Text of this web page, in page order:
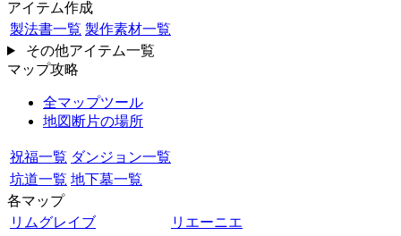
アイテム作成
製法書一覧 製作素材一覧
その他アイテム一覧
マップ攻略
全マップツール
地図断片の場所
祝福一覧 ダンジョン一覧
坑道一覧 地下墓一覧
各マップ
リムグレイブ
リエーニエ